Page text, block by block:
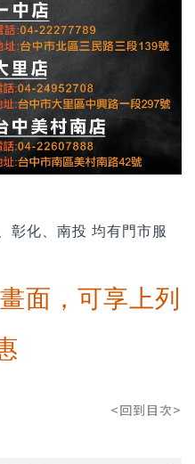
彰化、南投 均有門市服
面，可享上列
<回到目次>